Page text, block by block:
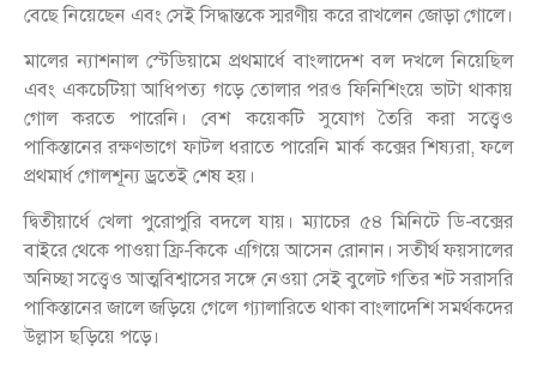
বেছে নিয়েছেন এবং সেই সিদ্ধান্তকে স্মরণীয় করে রাখলেন জোড়া গোলে।
মালের ন্যাশনাল স্টেডিয়ামে প্রথমার্ধে বাংলাদেশ বল দখলে নিয়েছিল
এবং একচেটিয়া আধিপত্য গড়ে তোলার পরও ফিনিশিংয়ে ভাটা থাকায়
গোল করতে পারেনি। বেশ কয়েকটি সুযোগ তৈরি করা সত্ত্বেও
পাকিস্তানের রক্ষণভাগে ফাটল ধরাতে পারেনি মার্ক কক্সের শিষ্যরা, ফলে
প্রথমার্ধ গোলশূন্য ড্রতেই শেষ হয়।
দ্বিতীয়ার্ধে খেলা পুরোপুরি বদলে যায়। ম্যাচের ৫৪ মিনিটে ডি-বক্সের
বাইরে থেকে পাওয়া ফ্রি-কিকে এগিয়ে আসেন রোনান। সতীর্থ ফয়সালের
অনিচ্ছা সত্ত্বেও আত্মবিশ্বাসের সঙ্গে নেওয়া সেই বুলেট গতির শট সরাসরি
পাকিস্তানের জালে জড়িয়ে গেলে গ্যালারিতে থাকা বাংলাদেশি সমর্থকদের
উল্লাস ছড়িয়ে পড়ে।